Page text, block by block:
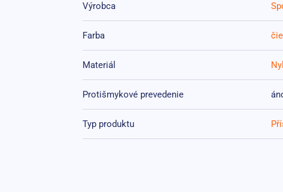
Výrobca
Farba
Materiál
Protišmykové prevedenie
Typ produktu